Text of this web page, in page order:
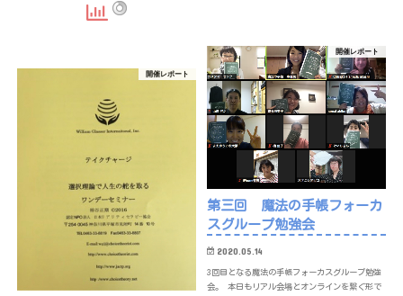
開催レポート
第三回 魔法の手帳フォーカ
スグループ勉強会
2020.05.14
3回目となる魔法の手帳フォーカスグループ勉強
会。 本日もリアル会場とオンラインを繋ぐ形で
開催レポート